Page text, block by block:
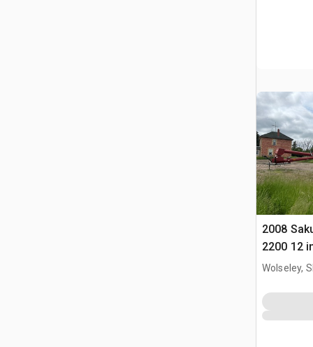
2008
2200 12
Coclea
Wolseley,